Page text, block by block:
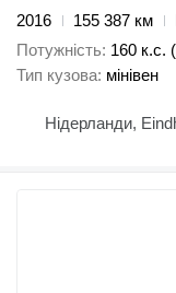
2016
155 387 км
Потужність 160 к.с.
Тип кузова мінівен
Нідерланди,